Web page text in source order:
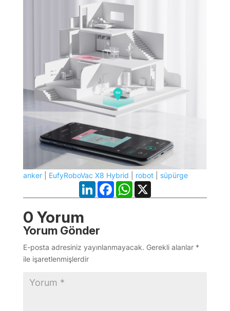
anker| EufyRoboVac X8 Hybrid robot| süpürge
LinkedInFacebookWhatsApp
X
0 Yorum
Yorum Gönder
E-posta adresiniz yayınlanmayacak. Gerekli alanlar *
ile işaretlenmişlerdir